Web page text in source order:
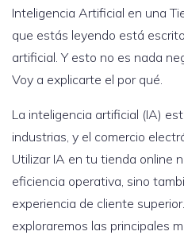
Inteligencia Artificial en una
que estás leyendo está
artificial. Y esto no es nada
Voy a explicarte el por qué.
La inteligencia artificial (IA)
industrias, y el comercio
Utilizar IA en tu tienda online
eficiencia operativa, sino
experiencia de cliente
exploraremos las principales